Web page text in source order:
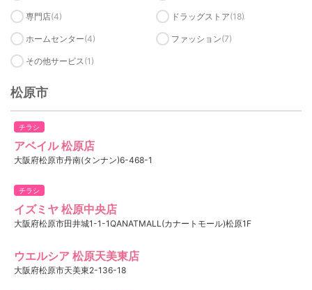
専門店(4) ドラッグストア(18)
ホームセンター(4) ファッション(7)
その他サービス (1)
松原市
チラシ
アベイル 松原店
大阪府松原市丹南(タンナン)6-468-1
チラシ
イズミヤ 松原中央店
大阪府松原市田井城1-1-1QANATMALL(カナートモール)松原1F
ウエルシア 松原天美東店
大阪府松原市天美東2-136-18